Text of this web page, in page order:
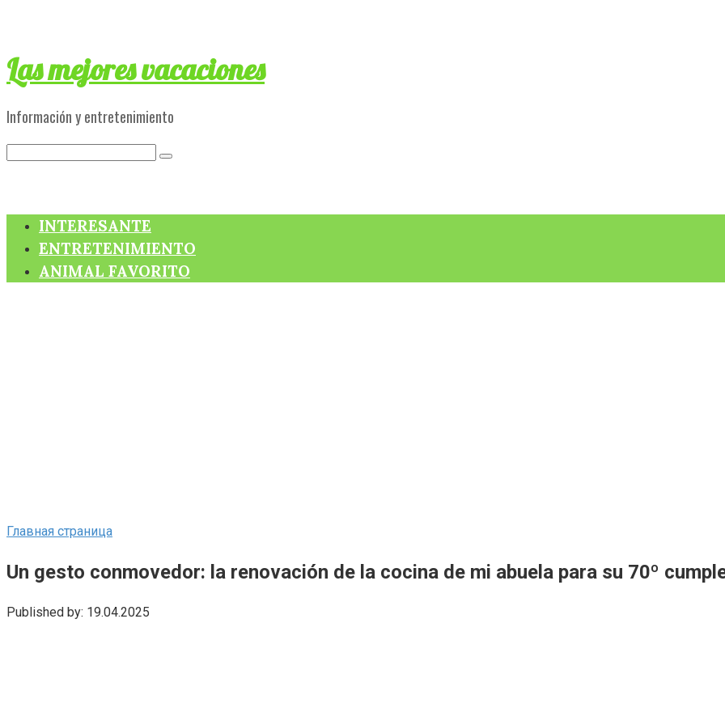
content
Las mejores vacaciones
Información y entretenimiento
INTERESANTE
ENTRETENIMIENTO
ANIMAL FAVORITO
Главная страница
Un gesto conmovedor: la renovación de la cocina de mi abuela para su 70º
Published by: 19.04.2025